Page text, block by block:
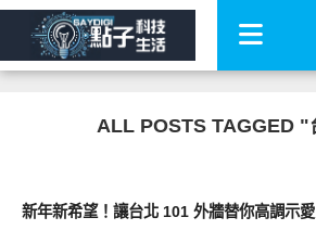
ALL POSTS TAGGED "
新年新希望！讓台北 101 外牆替你高調示愛